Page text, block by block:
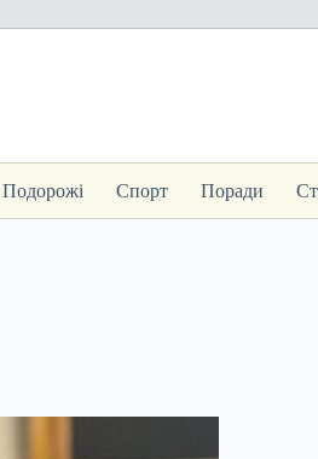
Подорожі Спорт Поради